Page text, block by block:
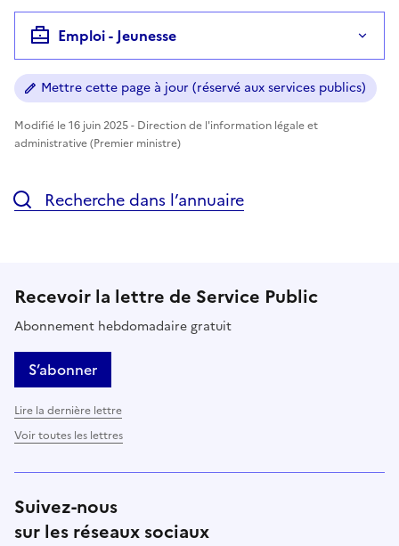
Emploi - Jeunesse
Mettre cette page à jour (réservé aux services publics)
Modifié le 16 juin 2025 - Direction de l'information légale et
administrative (Premier ministre)
Recherche dans l’annuaire
Recevoir la lettre de Service Public
Abonnement hebdomadaire gratuit
S’abonner
Lire la dernière lettre
Voir toutes les lettres
Suivez-nous
sur les réseaux sociaux